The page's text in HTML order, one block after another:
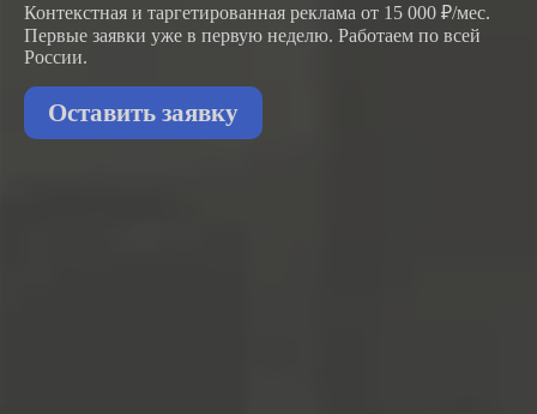
Контекстная и таргетированная реклама от 15 000 ₽/мес.
Первые заявки уже в первую неделю. Работаем по всей
России.
Оставить заявку